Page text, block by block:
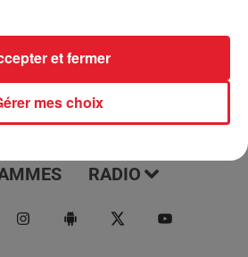
MUSIQUES
RADIO
mes choix
et fermer